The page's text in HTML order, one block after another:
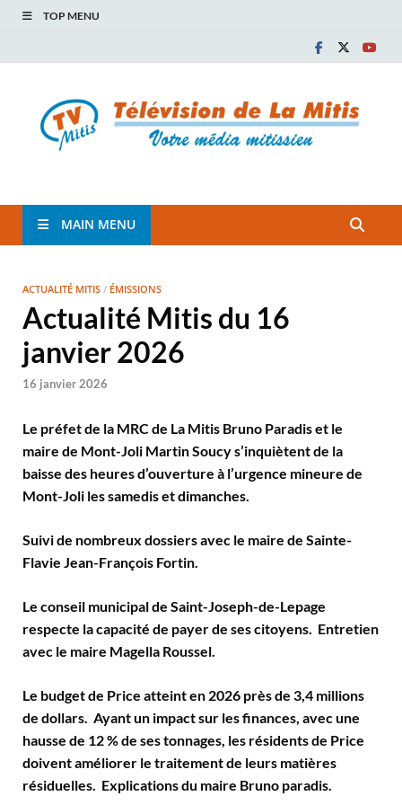
TOP MENU
TVM
MAIN MENU
ACTUALITÉ MITIS / ÉMISSIONS
Actualité Mitis du 16
janvier 2026
16 janvier 2026
Le préfet de la MRC de La Mitis Bruno Paradis et le
maire de Mont-Joli Martin Soucy s’inquiètent de la
baisse des heures d’ouverture à l’urgence mineure de
Mont-Joli les samedis et dimanches.
Suivi de nombreux dossiers avec le maire de Sainte-
Flavie Jean-François Fortin.
Le conseil municipal de Saint-Joseph-de-Lepage
respecte la capacité de payer de ses citoyens. Entretien
avec le maire Magella Roussel.
Le budget de Price atteint en 2026 près de 3,4 millions
de dollars. Ayant un impact sur les finances, avec une
hausse de 12 % de ses tonnages, les résidents de Price
doivent améliorer le traitement de leurs matières
résiduelles. Explications du maire Bruno paradis.